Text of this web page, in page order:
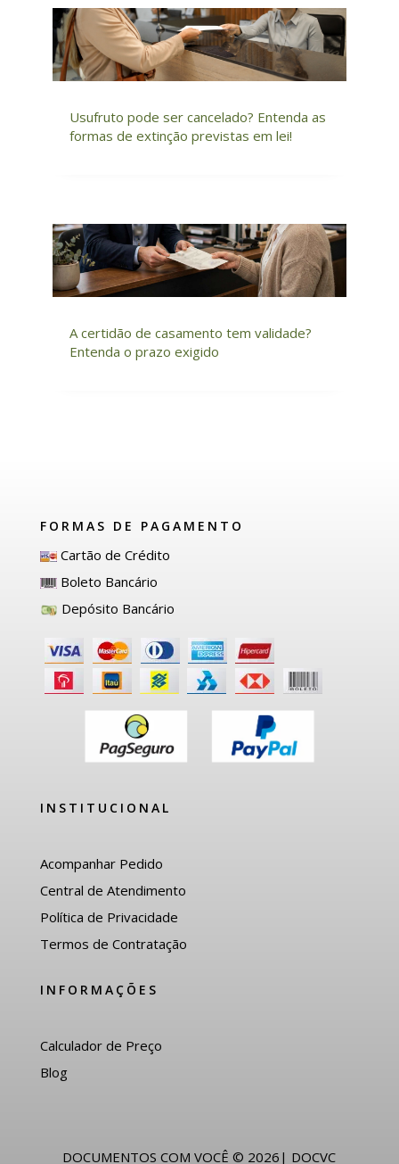
Usufruto pode ser cancelado? Entenda as
formas de extinção previstas em lei!
A certidão de casamento tem validade?
Entenda o prazo exigido
FORMAS DE PAGAMENTO
Cartão de Crédito
Boleto Bancário
Depósito Bancário
INSTITUCIONAL
Acompanhar Pedido
Central de Atendimento
Política de Privacidade
Termos de Contratação
INFORMAÇÕES
Calculador de Preço
Blog
DOCUMENTOS COM VOCÊ © 2026| DOCVC